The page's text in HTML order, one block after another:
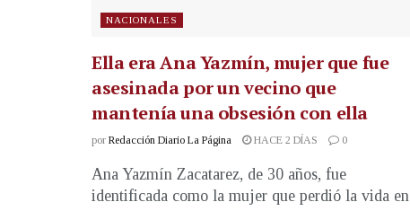
NACIONALES
Ella era Ana Yazmín, mujer que fue
asesinada por un vecino que
mantenía una obsesión con ella
por Redacción Diario La Página HACE 2 DÍAS 0
Ana Yazmín Zacatarez, de 30 años, fue
identificada como la mujer que perdió la vida en